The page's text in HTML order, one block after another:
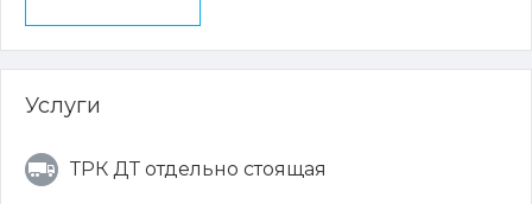
Услуги
ТРК ДТ отдельно стоящая